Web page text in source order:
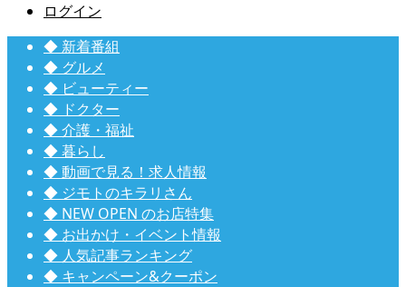
ログイン
◆ 新着番組
◆ グルメ
◆ ビューティー
◆ ドクター
◆ 介護・福祉
◆ 暮らし
◆ 動画で見る！求人情報
◆ ジモトのキラリさん
◆ NEW OPEN のお店特集
◆ お出かけ・イベント情報
◆ 人気記事ランキング
◆ キャンペーン&クーポン